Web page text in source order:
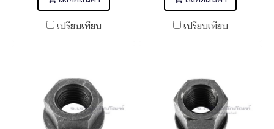
เปรียบเทียบ
เปรียบเทียบ